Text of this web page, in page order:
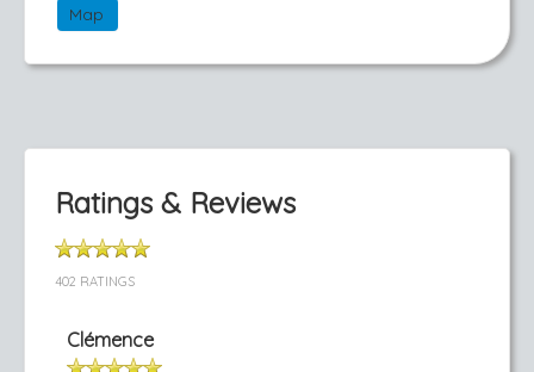
Map
Ratings & Reviews
402 RATINGS
Clémence